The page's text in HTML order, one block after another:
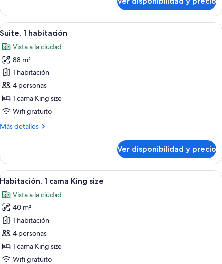
2
camas
individuales,
(Guest)
Ver
todas
las
fotos
de
Suite,
1
habitación
Una habitación de hotel moderna
7
Suite, 1 habitación
Vista a la ciudad
88 m²
1 habitación
4 personas
1 cama King size
Wifi gratuito
Más detalles
Más
1
habitación
Ver disponibilidad y precio
Ver
todas
las
fotos
de
Habitación,
1
cama
Habitación de hotel con una cama
6
Habitación, 1 cama King size
Vista a la ciudad
40 m²
1 habitación
4 personas
1 cama King size
Wifi gratuito